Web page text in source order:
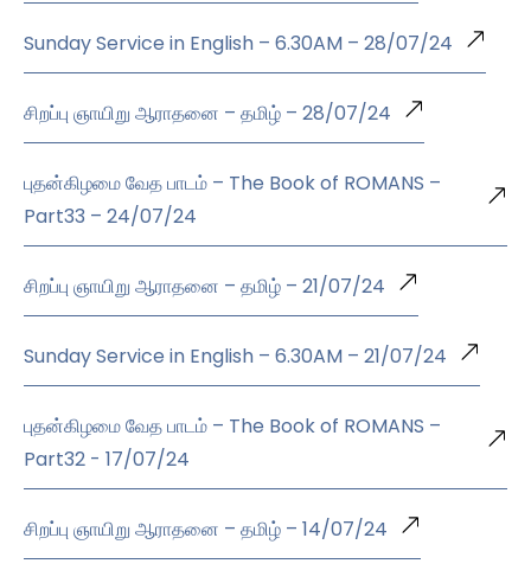
Sunday Service in English – 6.30AM – 28/07/24
சிறப்பு ஞாயிறு ஆராதனை – தமிழ் – 28/07/24
புதன்கிழமை வேத பாடம் – The Book of ROMANS –
Part33 – 24/07/24
சிறப்பு ஞாயிறு ஆராதனை – தமிழ் – 21/07/24
Sunday Service in English – 6.30AM – 21/07/24
புதன்கிழமை வேத பாடம் – The Book of ROMANS –
Part32 - 17/07/24
சிறப்பு ஞாயிறு ஆராதனை – தமிழ் – 14/07/24